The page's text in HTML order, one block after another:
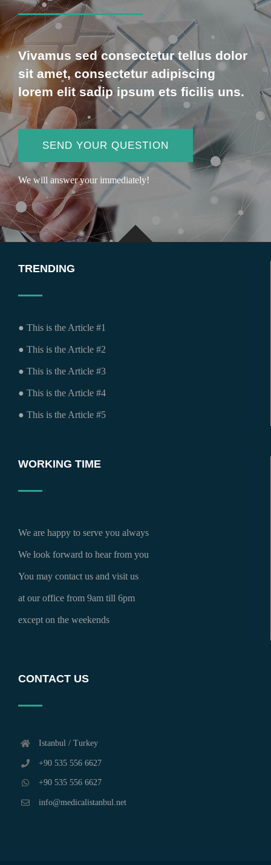
Vivamus sed consectetur tellus dolor
sit amet, consectetur adipiscing
lorem elit sadip ipsum ets ficilis uns.
SEND YOUR QUESTION
We will answer your immediately!
TRENDING
● This is the Article #1
● This is the Article #2
● This is the Article #3
● This is the Article #4
● This is the Article #5
WORKING TIME
We are happy to serve you always
We look forward to hear from you
You may contact us and visit us
at our office from 9am till 6pm
except on the weekends
CONTACT US
Istanbul / Turkey
+90 535 556 6627
+90 535 556 6627
info@medicalistanbul.net